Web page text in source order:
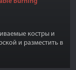
костры и
и разместить в